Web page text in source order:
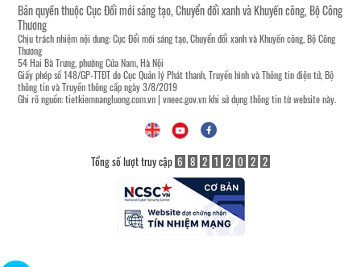
Bản quyền thuộc Cục Đổi mới sáng tạo, Chuyển đổi xanh và Khuyến công, Bộ Công
Thương
Chịu trách nhiệm nội dung: Cục Đổi mới sáng tạo, Chuyển đổi xanh và Khuyến công, Bộ Công
Thương
54 Hai Bà Trưng, phường Cửa Nam, Hà Nội
Giấy phép số 148/GP-TTĐT do Cục Quản lý Phát thanh, Truyền hình và Thông tin điện tử, Bộ
thông tin và Truyền thông cấp ngày 3/8/2019
Ghi rõ nguồn:tietkiemnangluong.com.vn| vneec.gov.vnkhi sử dụng thông tin từ website này.
Tổng số lượt truy cập 6 8 2 1 2 0 2 2